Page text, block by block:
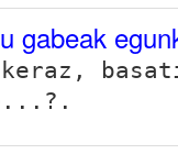
gabeak